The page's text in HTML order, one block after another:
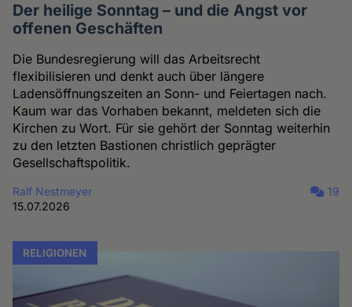
Der heilige Sonntag – und die Angst vor
offenen Geschäften
Die Bundesregierung will das Arbeitsrecht
flexibilisieren und denkt auch über längere
Ladensöffnungszeiten an Sonn- und Feiertagen nach.
Kaum war das Vorhaben bekannt, meldeten sich die
Kirchen zu Wort. Für sie gehört der Sonntag weiterhin
zu den letzten Bastionen christlich geprägter
Gesellschaftspolitik.
Ralf Nestmeyer
15.07.2026
19
RELIGIONEN